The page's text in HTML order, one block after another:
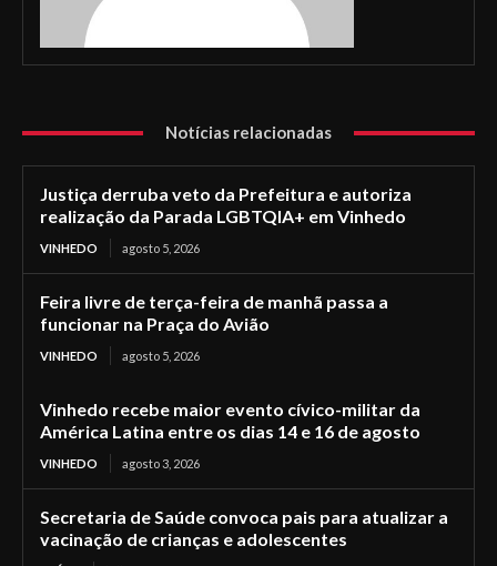
Notícias relacionadas
Justiça derruba veto da Prefeitura e autoriza
realização da Parada LGBTQIA+ em Vinhedo
VINHEDO agosto 5, 2026
Feira livre de terça-feira de manhã passa a
funcionar na Praça do Avião
VINHEDO agosto 5, 2026
Vinhedo recebe maior evento cívico-militar da
América Latina entre os dias 14 e 16 de agosto
VINHEDO agosto 3, 2026
Secretaria de Saúde convoca pais para atualizar a
vacinação de crianças e adolescentes